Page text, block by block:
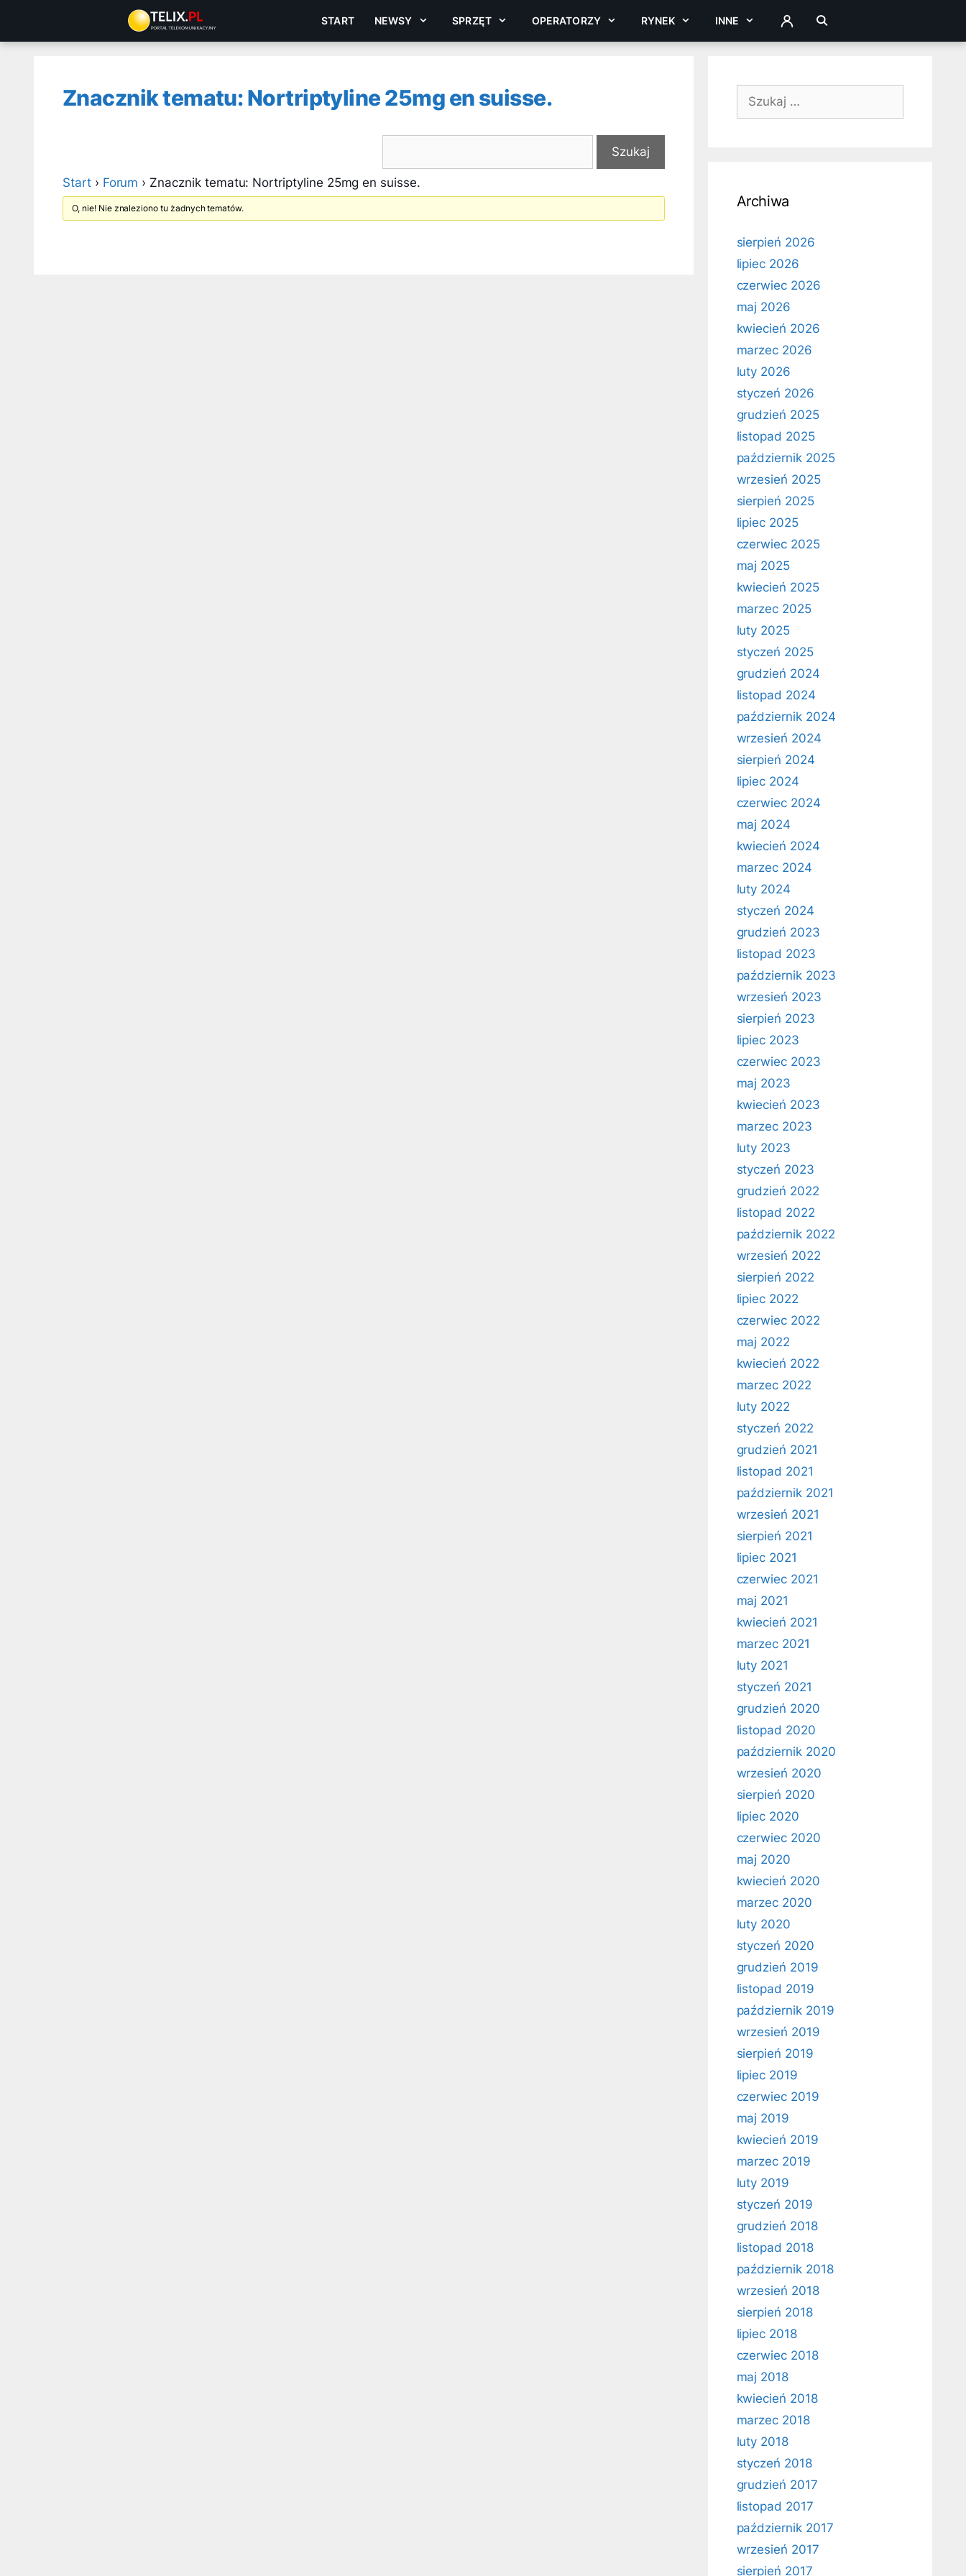
treści
START NEWSY SPRZĘT OPERATORZY RYNEK INNE ZALOGUJ
Znacznik tematu: Nortriptyline 25mg en suisse.
Start › Forum › Znacznik tematu: Nortriptyline 25mg en suisse.
O, nie! Nie znaleziono tu żadnych tematów.
Szukaj:
Archiwa
sierpień 2026
lipiec 2026
czerwiec 2026
maj 2026
kwiecień 2026
marzec 2026
luty 2026
styczeń 2026
grudzień 2025
listopad 2025
październik 2025
wrzesień 2025
sierpień 2025
lipiec 2025
czerwiec 2025
maj 2025
kwiecień 2025
marzec 2025
luty 2025
styczeń 2025
grudzień 2024
listopad 2024
październik 2024
wrzesień 2024
sierpień 2024
lipiec 2024
czerwiec 2024
maj 2024
kwiecień 2024
marzec 2024
luty 2024
styczeń 2024
grudzień 2023
listopad 2023
październik 2023
wrzesień 2023
sierpień 2023
lipiec 2023
czerwiec 2023
maj 2023
kwiecień 2023
marzec 2023
luty 2023
styczeń 2023
grudzień 2022
listopad 2022
październik 2022
wrzesień 2022
sierpień 2022
lipiec 2022
czerwiec 2022
maj 2022
kwiecień 2022
marzec 2022
luty 2022
styczeń 2022
grudzień 2021
listopad 2021
październik 2021
wrzesień 2021
sierpień 2021
lipiec 2021
czerwiec 2021
maj 2021
kwiecień 2021
marzec 2021
luty 2021
styczeń 2021
grudzień 2020
listopad 2020
październik 2020
wrzesień 2020
sierpień 2020
lipiec 2020
czerwiec 2020
maj 2020
kwiecień 2020
marzec 2020
luty 2020
styczeń 2020
grudzień 2019
listopad 2019
październik 2019
wrzesień 2019
sierpień 2019
lipiec 2019
czerwiec 2019
maj 2019
kwiecień 2019
marzec 2019
luty 2019
styczeń 2019
grudzień 2018
listopad 2018
październik 2018
wrzesień 2018
sierpień 2018
lipiec 2018
czerwiec 2018
maj 2018
kwiecień 2018
marzec 2018
luty 2018
styczeń 2018
grudzień 2017
listopad 2017
październik 2017
wrzesień 2017
sierpień 2017